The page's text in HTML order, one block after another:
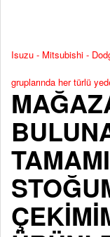
Isuzu - Mitsubishi -
gruplarında her türlü
TAMAMI